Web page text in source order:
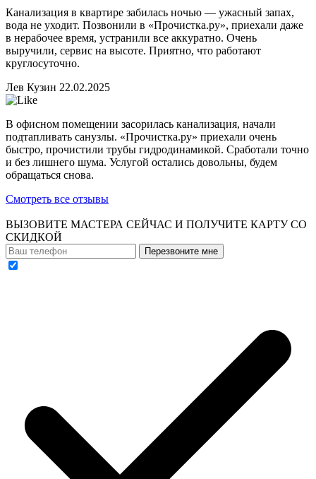
Канализация в квартире забилась ночью — ужасный запах,
вода не уходит. Позвонили в «Прочистка.ру», приехали даже
в нерабочее время, устранили все аккуратно. Очень
выручили, сервис на высоте. Приятно, что работают
круглосуточно.
Лев Кузин 22.02.2025
В офисном помещении засорилась канализация, начали
подтапливать санузлы. «Прочистка.ру» приехали очень
быстро, прочистили трубы гидродинамикой. Сработали точно
и без лишнего шума. Услугой остались довольны, будем
обращаться снова.
Смотреть все отзывы
ВЫЗОВИТЕ МАСТЕРА СЕЙЧАС И ПОЛУЧИТЕ КАРТУ СО
СКИДКОЙ
Перезвоните мне